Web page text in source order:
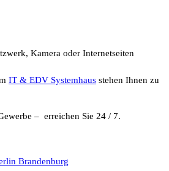
Kamera oder Internetseiten
IT & EDV Systemhaus stehen Ihnen zu
– erreichen Sie 24 / 7.